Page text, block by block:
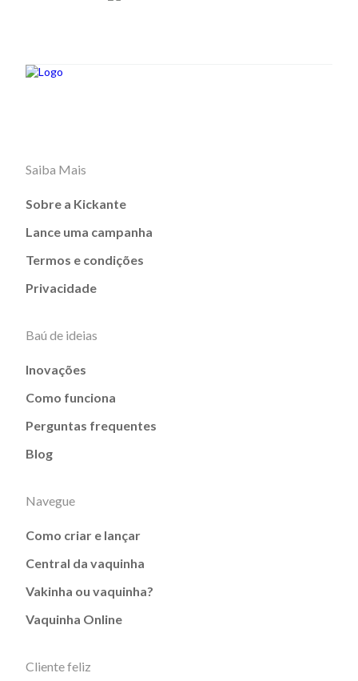
Saiba Mais
Sobre a Kickante
Lance uma campanha
Termos e condições
Privacidade
Baú de ideias
Inovações
Como funciona
Perguntas frequentes
Blog
Navegue
Como criar e lançar
Central da vaquinha
Vakinha ou vaquinha?
Vaquinha Online
Cliente feliz